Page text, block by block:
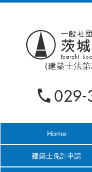
(建築士法
Home
建築士免許申請